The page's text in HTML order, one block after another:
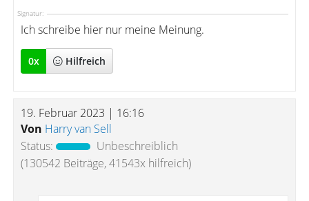
Signatur:
Ich schreibe hier nur meine Meinung.
0x Hilfreich
19. Februar 2023 | 16:16
Von Harry van Sell
Status:
Unbeschreiblich
(130542 Beiträge, 41543x hilfreich)